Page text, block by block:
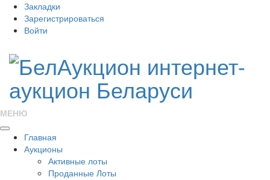
Закладки
Зарегистрироваться
Войти
МЕНЮ
Главная
Аукционы
Активные лоты
Проданные Лоты